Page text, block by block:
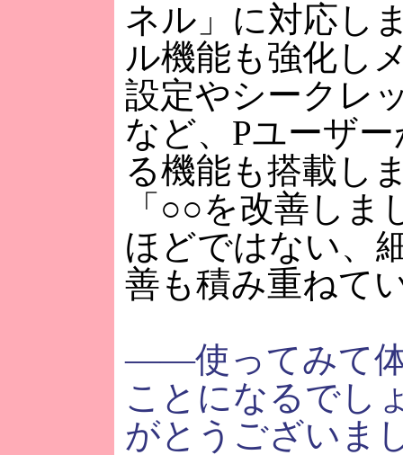
ネル」に対応し
ル機能も強化し
設定やシークレ
など、Pユーザ
る機能も搭載し
「○○を改善し
ほどではない、
善も積み重ねて
――使ってみて
ことになるでし
がとうございま